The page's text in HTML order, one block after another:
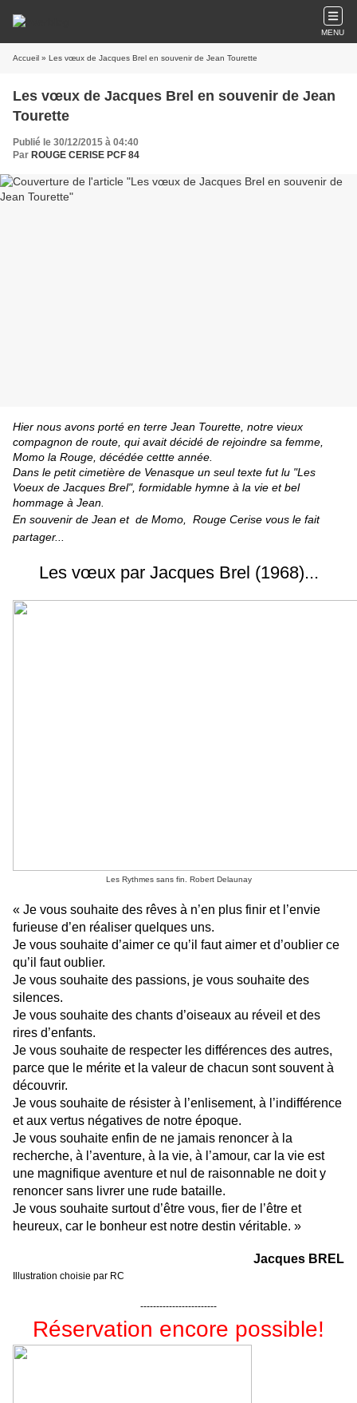
MENU
Accueil » Les vœux de Jacques Brel en souvenir de Jean Tourette
Les vœux de Jacques Brel en souvenir de Jean
Tourette
Publié le 30/12/2015 à 04:40
Par ROUGE CERISE PCF 84
Hier nous avons porté en terre Jean Tourette, notre vieux
compagnon de route, qui avait décidé de rejoindre sa femme,
Momo la Rouge, décédée cettte année.
Dans le petit cimetière de Venasque un seul texte fut lu "Les
Voeux de Jacques Brel", formidable hymne à la vie et bel
hommage à Jean.
En souvenir de Jean et de Momo, Rouge Cerise vous le fait
partager...
Les vœux par Jacques Brel (1968)...
Les Rythmes sans fin. Robert Delaunay
« Je vous souhaite des rêves à n’en plus finir et l’envie
furieuse d’en réaliser quelques uns.
Je vous souhaite d’aimer ce qu’il faut aimer et d’oublier ce
qu’il faut oublier.
Je vous souhaite des passions, je vous souhaite des
silences.
Je vous souhaite des chants d’oiseaux au réveil et des
rires d’enfants.
Je vous souhaite de respecter les différences des autres,
parce que le mérite et la valeur de chacun sont souvent à
découvrir.
Je vous souhaite de résister à l’enlisement, à l’indifférence
et aux vertus négatives de notre époque.
Je vous souhaite enfin de ne jamais renoncer à la
recherche, à l’aventure, à la vie, à l’amour, car la vie est
une magnifique aventure et nul de raisonnable ne doit y
renoncer sans livrer une rude bataille.
Je vous souhaite surtout d’être vous, fier de l’être et
heureux, car le bonheur est notre destin véritable. »
Jacques BREL
Illustration choisie par RC
------------------------
Réservation encore possible!